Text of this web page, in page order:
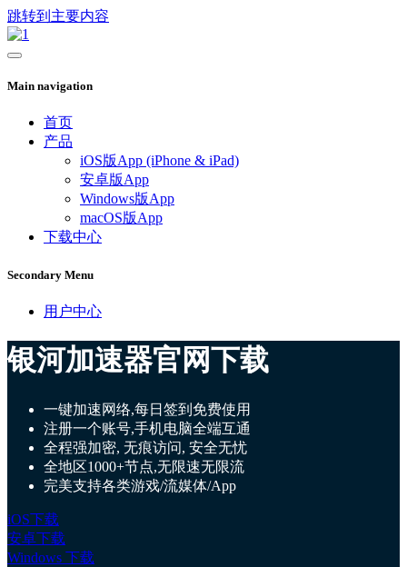
跳转到主要内容
Main navigation
首页
产品
iOS版App (iPhone & iPad)
安卓版App
Windows版App
macOS版App
下载中心
Secondary Menu
用户中心
银河加速器官网下载
一键加速网络,每日签到免费使用
注册一个账号,手机电脑全端互通
全程强加密, 无痕访问, 安全无忧
全地区1000+节点,无限速无限流
完美支持各类游戏/流媒体/App
iOS下载
安卓下载
Windows 下载